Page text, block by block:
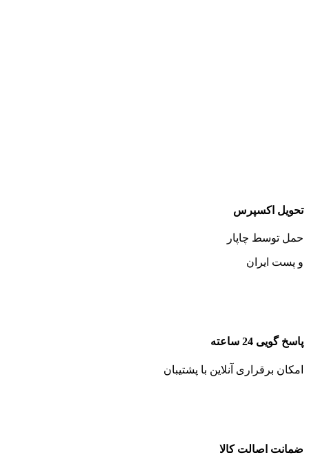
تحویل اکسپرس
حمل توسط چاپار
و پست ایران
پاسخ گویی 24 ساعته
امکان برقراری آنلاین با پشتیبان
ضمانت اصالت کالا